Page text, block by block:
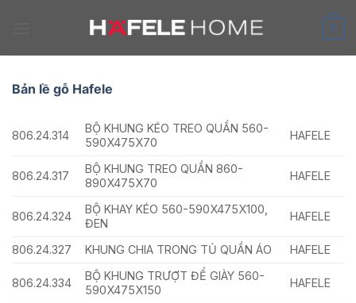
0
Bản lề gỗ Hafele
806.24.314
BỘ KHUNG KÉO TREO QUẦN 560-
590X475X70
HAFELE
806.24.317
BỘ KHUNG TREO QUẦN 860-
890X475X70
HAFELE
806.24.324
BỘ KHAY KÉO 560-590X475X100,
ĐEN
HAFELE
806.24.327 KHUNG CHIA TRONG TỦ QUẦN ÁO HAFELE
806.24.334
BỘ KHUNG TRƯỢT ĐỂ GIÀY 560-
590X475X150
HAFELE